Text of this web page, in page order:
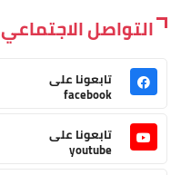
التواصل الاجتماعي
تابعونا على
facebook
تابعونا على
youtube